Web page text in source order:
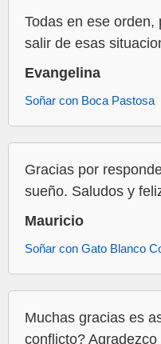
Todas en ese
salir de esas
Evangelina
Soñar con Boca Pastosa
Gracias por
sueño. Saludos y
Mauricio
Soñar con Gato Blanco
Muchas gracias es
conflicto?